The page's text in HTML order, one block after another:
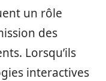
un rôle
des
Lorsqu’ils
interactives